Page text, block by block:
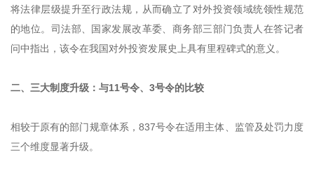
将法律层级提升至行政法规，从而确立了对外投资领域统领性规范
的地位。司法部、国家发展改革委、商务部三部门负责人在答记者
问中指出，该令在我国对外投资发展史上具有里程碑式的意义。
二、三大制度升级：与11号令、3号令的比较
相较于原有的部门规章体系，837号令在适用主体、监管及处罚力度
三个维度显著升级。